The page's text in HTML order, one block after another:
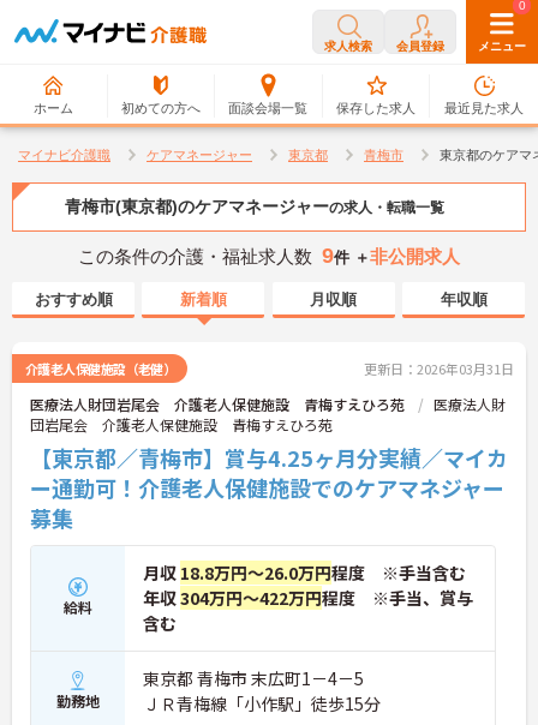
求人検索 会員登録 メニュー
ホーム 初めての方へ 面談会場一覧
0
保存した求人
0
最近見た求人
マイナビ介護職 ケアマネージャー 東京都 青梅市 東京都のケアマ
青梅市(東京都)のケアマネージャーの求人・転職一覧
この条件の介護・福祉求人数 9件 ＋非公開求人
おすすめ順 新着順 月収順 年収順
介護老人保健施設（老健） 更新日：2026年03月31日
医療法人財団岩尾会 介護老人保健施設 青梅すえひろ苑
医療法人財
団岩尾会 介護老人保健施設 青梅すえひろ苑
【東京都／青梅市】賞与4.25ヶ月分実績／マイカ
ー通勤可！介護老人保健施設でのケアマネジャー
募集
給料
月収 18.8万円～26.0万円程度 ※手当含む
年収304万円～422万円程度 ※手当、賞与
含む
勤務地
東京都 青梅市 末広町1－4－5
ＪＲ青梅線「小作駅」徒歩15分